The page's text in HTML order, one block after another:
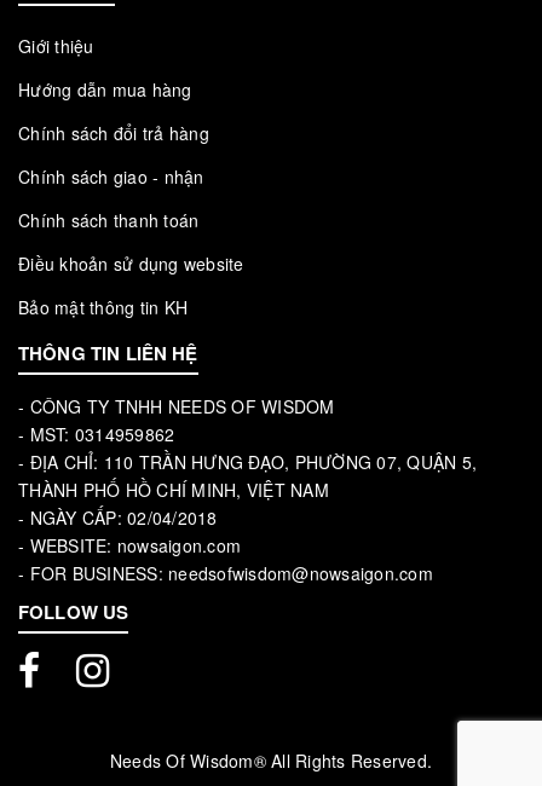
Giới thiệu
Hướng dẫn mua hàng
Chính sách đổi trả hàng
Chính sách giao - nhận
Chính sách thanh toán
Điều khoản sử dụng website
Bảo mật thông tin KH
THÔNG TIN LIÊN HỆ
- CÔNG TY TNHH NEEDS OF WISDOM
- MST: 0314959862
- ĐỊA CHỈ: 110 TRẦN HƯNG ĐẠO, PHƯỜNG 07, QUẬN 5,
THÀNH PHỐ HỒ CHÍ MINH, VIỆT NAM
- NGÀY CẤP: 02/04/2018
- WEBSITE: nowsaigon.com
- FOR BUSINESS: needsofwisdom@nowsaigon.com
FOLLOW US
Needs Of Wisdom® All Rights Reserved.